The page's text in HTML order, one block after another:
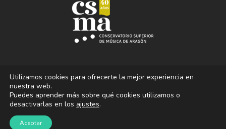
© 2013 – 2026. Conservatorio Superior de Música de Aragón. Vía Hispanidad, n.º
Utilizamos cookies para ofrecerte la mejor experiencia en
nuestra web.
Puedes aprender más sobre qué cookies utilizamos o
desactivarlas en los ajustes.
Aceptar